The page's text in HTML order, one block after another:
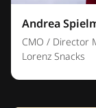
Andrea
CMO / Director
Lorenz Snacks